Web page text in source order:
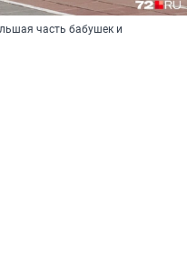
часть бабушек и